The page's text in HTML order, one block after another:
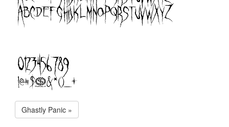
Ghastly Panic »